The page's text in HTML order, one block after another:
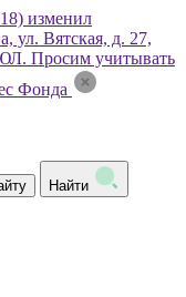
изменил
ул. Вятская, д. 27,
Просим учитывать
Фонда
Найти